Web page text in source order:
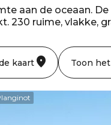
aan de oceaan.
230 ruime, vlakke,
kaart Toon